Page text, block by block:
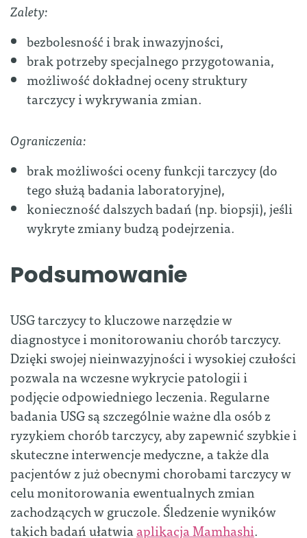
Zalety:
bezbolesność i brak inwazyjności,
brak potrzeby specjalnego przygotowania,
możliwość dokładnej oceny struktury
tarczycy i wykrywania zmian.
Ograniczenia:
brak możliwości oceny funkcji tarczycy (do
tego służą badania laboratoryjne),
konieczność dalszych badań (np. biopsji), jeśli
wykryte zmiany budzą podejrzenia.
Podsumowanie
USG tarczycy to kluczowe narzędzie w
diagnostyce i monitorowaniu chorób tarczycy.
Dzięki swojej nieinwazyjności i wysokiej czułości
pozwala na wczesne wykrycie patologii i
podjęcie odpowiedniego leczenia. Regularne
badania USG są szczególnie ważne dla osób z
ryzykiem chorób tarczycy, aby zapewnić szybkie i
skuteczne interwencje medyczne, a także dla
pacjentów z już obecnymi chorobami tarczycy w
celu monitorowania ewentualnych zmian
zachodzących w gruczole. Śledzenie wyników
takich badań ułatwiaaplikacja Mamhashi.